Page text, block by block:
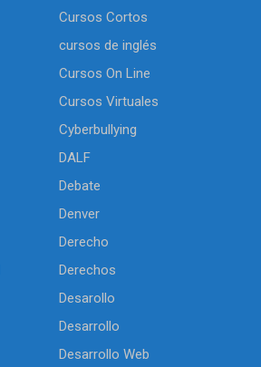
Cursos Cortos
cursos de inglés
Cursos On Line
Cursos Virtuales
Cyberbullying
DALF
Debate
Denver
Derecho
Derechos
Desarollo
Desarrollo
Desarrollo Web